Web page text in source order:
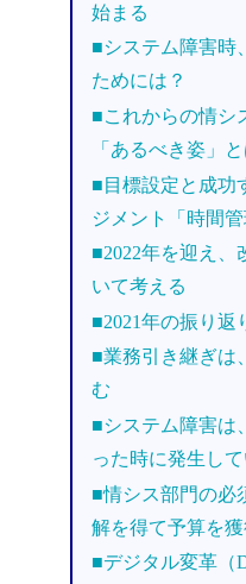
始まる
■システム障害時
ためには？
■これからの情シ
「あるべき姿」と
■目標設定と成功
ジメント「時間
■2022年を迎え、
いて考える
■2021年の振り返
■業務引き継ぎは
む
■システム障害は
った時に発生し
■情シス部門の
解を得て予算を
■デジタル変革（